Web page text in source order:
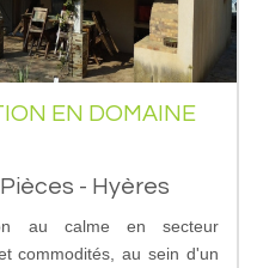
EN DOMAINE
- Hyères
au calme en secteur
commodités, au sein d'un